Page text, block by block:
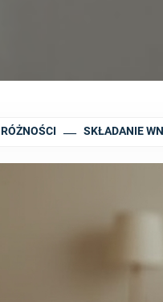
RÓŻNOŚCI SKŁADANIE